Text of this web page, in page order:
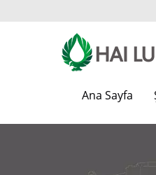
Ana Sayfa